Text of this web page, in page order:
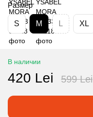
Размер
S M L XL
В наличии
420 Lei 599 Lei